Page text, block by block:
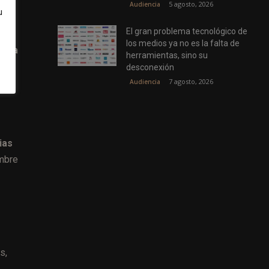
la
Audiencia 5 agosto, 2026
El gran problema tecnológico de
los medios ya no es la falta de
herramientas, sino su
desconexión
Audiencia 7 agosto, 2026